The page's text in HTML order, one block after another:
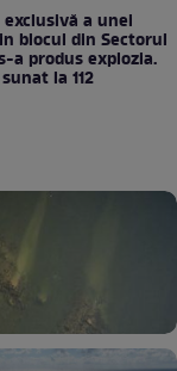
a unei
blocul din Sectorul
a produs explozia.
la 112